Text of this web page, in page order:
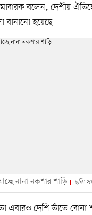
বলেন, দেশীয়
বানানো হয়েছে।
নানা নকশার শাড়ি ছবি:
এবারও দেশি তাঁতে বোনা